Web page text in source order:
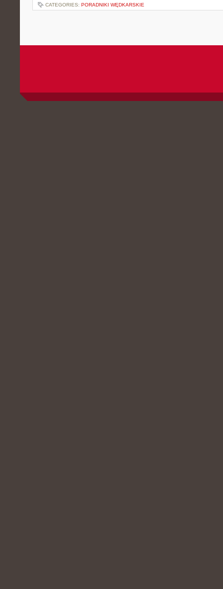
CATEGORIES: PORADNIKI WĘDKARSKIE